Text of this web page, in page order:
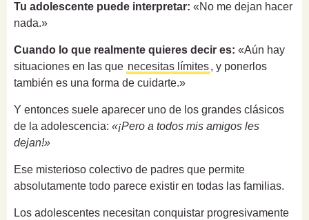
Tu adolescente puede interpretar: «No me dejan hacer
nada.»
Cuando lo que realmente quieres decir es: «Aún hay
situaciones en las que necesitas límites, y ponerlos
también es una forma de cuidarte.»
Y entonces suele aparecer uno de los grandes clásicos
de la adolescencia: «¡Pero a todos mis amigos les
dejan!»
Ese misterioso colectivo de padres que permite
absolutamente todo parece existir en todas las familias.
Los adolescentes necesitan conquistar progresivamente